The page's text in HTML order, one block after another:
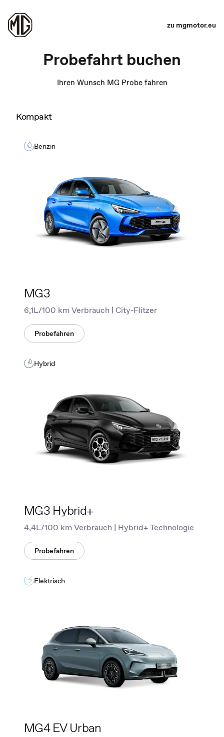
zu mgmotor.eu
Probefahrt buchen
Ihren Wunsch MG Probe fahren
Kompakt
Benzin
MG3
6,1L/100 km Verbrauch | City-Flitzer
Probefahren
Hybrid
MG3 Hybrid+
4,4L/100 km Verbrauch | Hybrid+ Technologie
Probefahren
Elektrisch
MG4 EV Urban